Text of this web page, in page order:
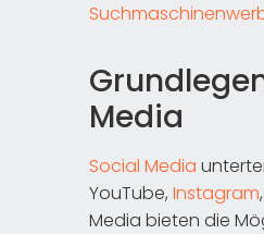
Media
Social Media
YouTube, Instagram
Media bieten die